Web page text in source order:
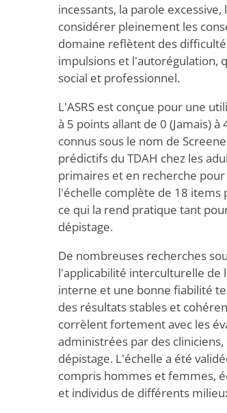
incessants, la parole
considérer pleinement les
domaine reflètent des
impulsions et l'autorégulation,
social et professionnel.
L'ASRS est conçue pour une
à 5 points allant de 0 (Jamais)
connus sous le nom de
prédictifs du TDAH chez les
primaires et en recherche
l'échelle complète de 18
ce qui la rend pratique tant
dépistage.
De nombreuses recherches
l'applicabilité interculturelle de
interne et une bonne fiabilité
des résultats stables et
corrèlent fortement avec les
administrées par des
dépistage. L'échelle a été
compris hommes et femmes,
et individus de différents